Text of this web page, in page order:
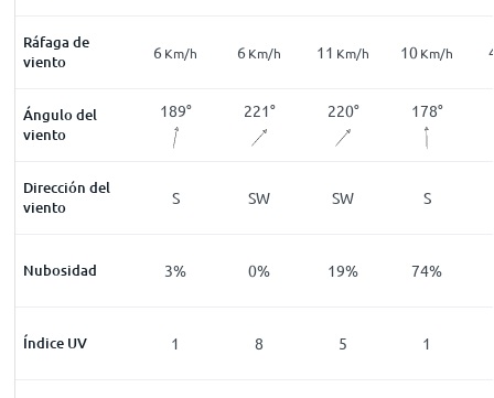
Ráfaga de
viento
Km/h 10Km/h 6 Km/h 6 Km/h 11 Km/h 10Km/h
Ángulo del
viento
162 189° 221° 220° 178°
Dirección del
viento
SSE S SW SW S
Nubosidad
1% 3% 0% 19% 74%
Índice UV 1 8 5 1